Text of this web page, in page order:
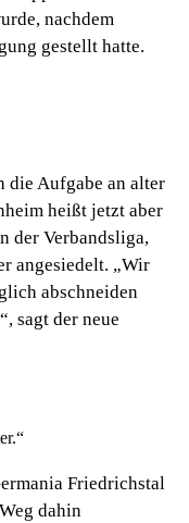
nachdem
gestellt hatte.
die Aufgabe an alter
heißt jetzt aber
der Verbandsliga,
angesiedelt. „Wir
abschneiden
sagt der neue
Friedrichstal
dahin